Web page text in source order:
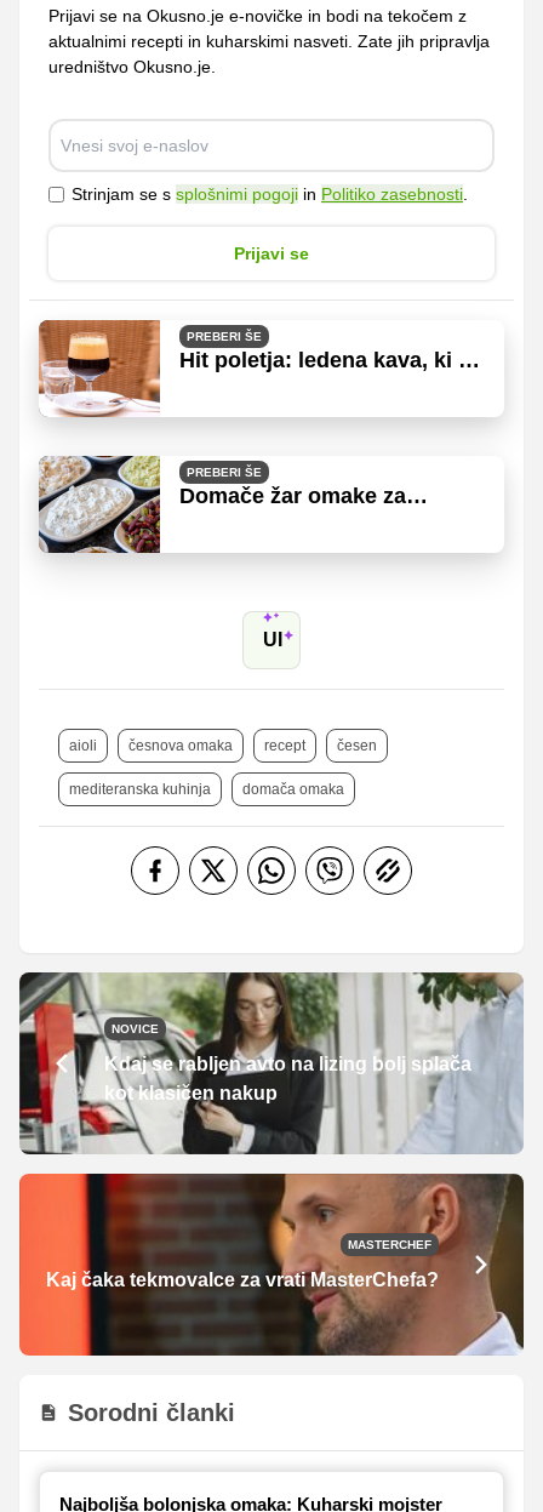
Prijavi se na Okusno.je e-novičke in bodi na tekočem z
aktualnimi recepti in kuharskimi nasveti. Zate jih pripravlja
uredništvo Okusno.je.
Strinjam se s splošnimi pogoji in Politiko zasebnosti
Prijavi se
PREBERI ŠE
Hit poletja: ledena kava, ki jo
PREBERI ŠE
Domače žar omake za
UI
aioli česnova omaka recept česen
mediteranska kuhinja domača omaka
NOVICE
Kdaj se rabljen avto na lizing bolj splača
kot klasičen nakup
MASTERCHEF
Kaj čaka tekmovalce za vrati MasterChefa?
Sorodni članki
Najboljša bolonjska omaka: Kuharski mojster